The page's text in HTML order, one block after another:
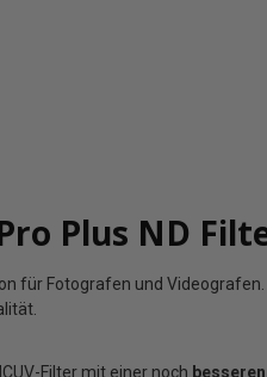
Plus ND
für Fotografen und
Filter mit einer noch